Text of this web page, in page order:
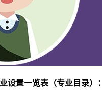
设置一览表（专业目录）：